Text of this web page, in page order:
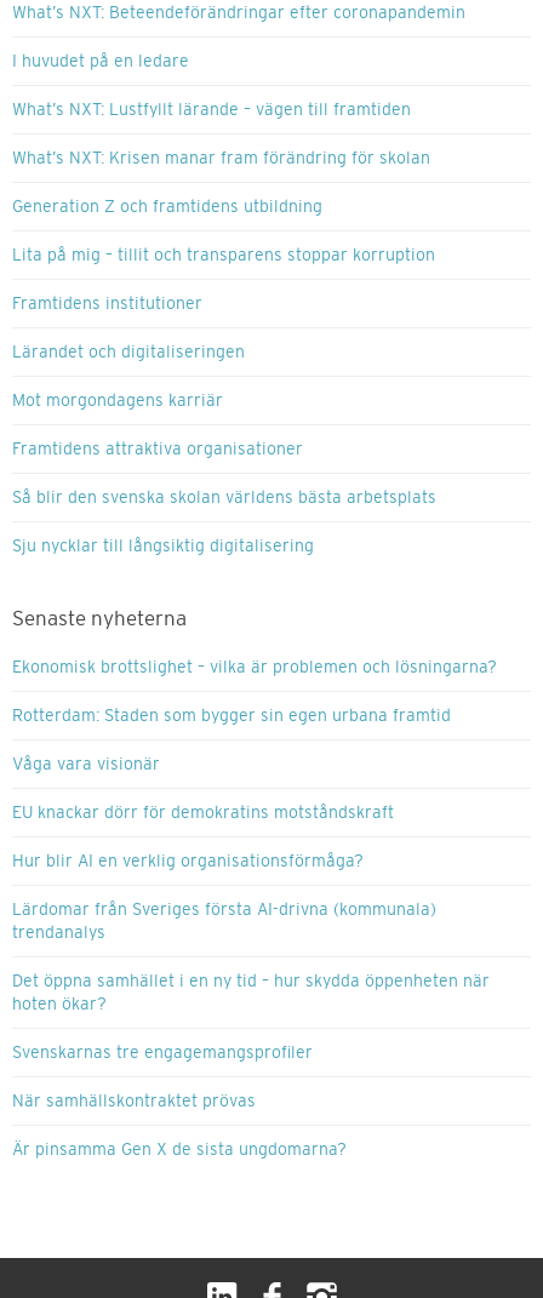
What’s NXT: Beteendeförändringar efter coronapandemin
I huvudet på en ledare
What’s NXT: Lustfyllt lärande – vägen till framtiden
What’s NXT: Krisen manar fram förändring för skolan
Generation Z och framtidens utbildning
Lita på mig – tillit och transparens stoppar korruption
Framtidens institutioner
Lärandet och digitaliseringen
Mot morgondagens karriär
Framtidens attraktiva organisationer
Så blir den svenska skolan världens bästa arbetsplats
Sju nycklar till långsiktig digitalisering
Senaste nyheterna
Ekonomisk brottslighet – vilka är problemen och lösningarna?
Rotterdam: Staden som bygger sin egen urbana framtid
Våga vara visionär
EU knackar dörr för demokratins motståndskraft
Hur blir AI en verklig organisationsförmåga?
Lärdomar från Sveriges första AI-drivna (kommunala)
trendanalys
Det öppna samhället i en ny tid – hur skydda öppenheten när
hoten ökar?
Svenskarnas tre engagemangsprofiler
När samhällskontraktet prövas
Är pinsamma Gen X de sista ungdomarna?